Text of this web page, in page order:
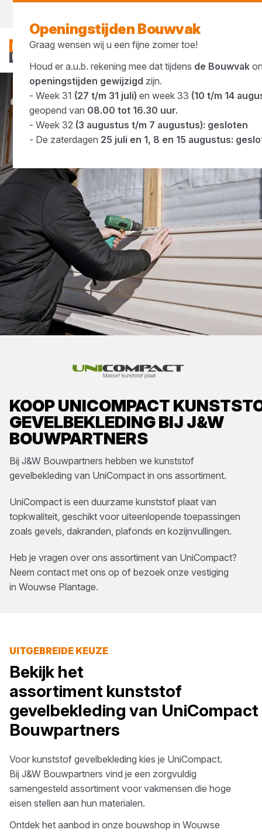
KOOPUNICOMPACT
GEVELBEKLEDINGBIJ J&W
BOUWPARTNERS
Bij J&W Bouwpartners hebben we kunststof
gevelbekleding van UniCompact in ons assortiment.
UniCompact is een duurzame kunststof plaat van
topkwaliteit, geschikt voor uiteenlopende toepassingen
zoals gevels, dakranden, plafonds en kozijnvullingen.
Heb je vragen over ons assortiment van UniCompact?
Neem contact met ons op of bezoek onze vestiging
in Wouwse Plantage.
Merken UniCompact
UITGEBREIDE KEUZE
Bekijk het
assortiment kunststof
gevelbekleding van UniCompact
Bouwpartners
Voor kunststof gevelbekleding kies je UniCompact.
Bij J&W Bouwpartners vind je een zorgvuldig
samengesteld assortiment voor vakmensen die hoge
eisen stellen aan hun materialen.
Ontdek het aanbod in onze bouwshop in Wouwse
Openingstijden Bouwvak
Graag wensen wij u een fijne zomer toe!
Houd er a.u.b. rekening mee dat tijdens de Bouwvak
openingstijden gewijzigd zijn.
- Week 31 (27 t/m 31 juli) en week 33 (10 t/m 14
geopend van 08.00 tot 16.30 uur.
- Week 32 (3 augustus t/m 7 augustus): gesloten
- De zaterdagen 25 juli en 1, 8 en 15 augustus: